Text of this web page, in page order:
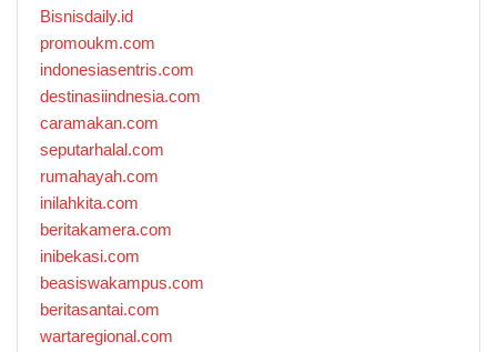
Bisnisdaily.id
promoukm.com
indonesiasentris.com
destinasiindnesia.com
caramakan.com
seputarhalal.com
rumahayah.com
inilahkita.com
beritakamera.com
inibekasi.com
beasiswakampus.com
beritasantai.com
wartaregional.com